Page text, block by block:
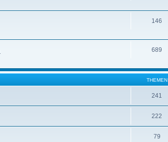
146
689
THEMEN
241
222
79